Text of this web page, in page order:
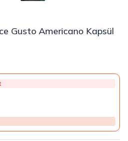
Gusto Americano Kapsül